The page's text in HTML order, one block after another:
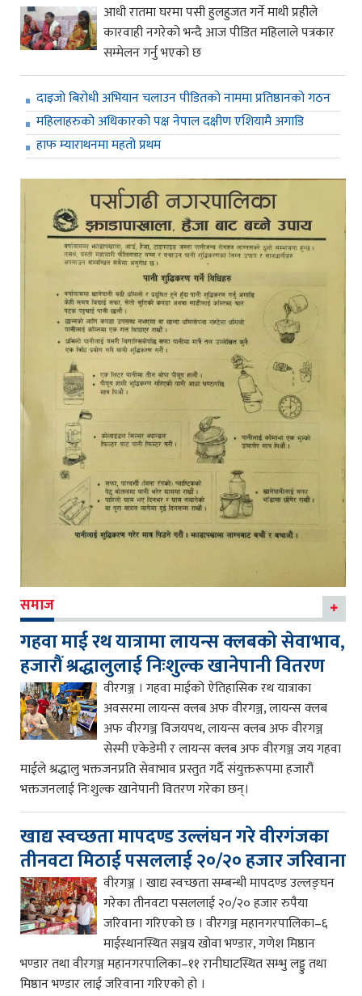
आधी रातमा घरमा पसी हुलहुजत गर्ने माथी प्रहीले
कारवाही नगरेको भन्दै आज पीडित महिलाले पत्रकार
सम्मेलन गर्नु भएको छ
दाइजो बिरोधी अभियान चलाउन पीडितको नाममा प्रतिष्ठानको गठन
महिलाहरुको अधिकारको पक्ष नेपाल दक्षीण एशियामै अगाडि
हाफ म्याराथनमा महतो प्रथम
समाज
गहवा माई रथ यात्रामा लायन्स क्लबको सेवाभाव,
हजारौं श्रद्धालुलाई निःशुल्क खानेपानी वितरण
वीरगञ्ज । गहवा माईको ऐतिहासिक रथ यात्राका
अवसरमा लायन्स क्लब अफ वीरगञ्ज, लायन्स क्लब
अफ वीरगञ्ज विजयपथ, लायन्स क्लब अफ वीरगञ्ज
सेस्मी एकेडेमी र लायन्स क्लब अफ वीरगञ्ज जय गहवा
माईले श्रद्धालु भक्तजनप्रति सेवाभाव प्रस्तुत गर्दै संयुक्तरूपमा हजारौं
भक्तजनलाई निःशुल्क खानेपानी वितरण गरेका छन्।
खाद्य स्वच्छता मापदण्ड उल्लंघन गरे वीरगंजका
तीनवटा मिठाई पसललाई २०/२० हजार जरिवाना
वीरगञ्ज । खाद्य स्वच्छता सम्बन्धी मापदण्ड उल्लङ्घन
गरेका तीनवटा पसललाई २०/२० हजार रुपैया
जरिवाना गरिएको छ । वीरगञ्ज महानगरपालिका–६
माईस्थानस्थित सञ्जय खोवा भण्डार, गणेश मिष्ठान
भण्डार तथा वीरगञ्ज महानगरपालिका–११ रानीघाटस्थित सम्भु लड्डु तथा
मिष्ठान भण्डार लाई जरिवाना गरिएको हो ।